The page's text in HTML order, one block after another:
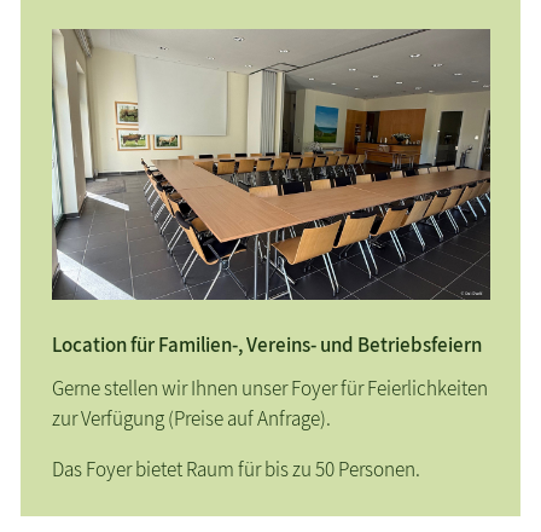
Location für Familien-, Vereins- und Betriebsfeiern
Gerne stellen wir Ihnen unser Foyer für Feierlichkeiten
zur Verfügung (Preise auf Anfrage).
Das Foyer bietet Raum für bis zu 50 Personen.